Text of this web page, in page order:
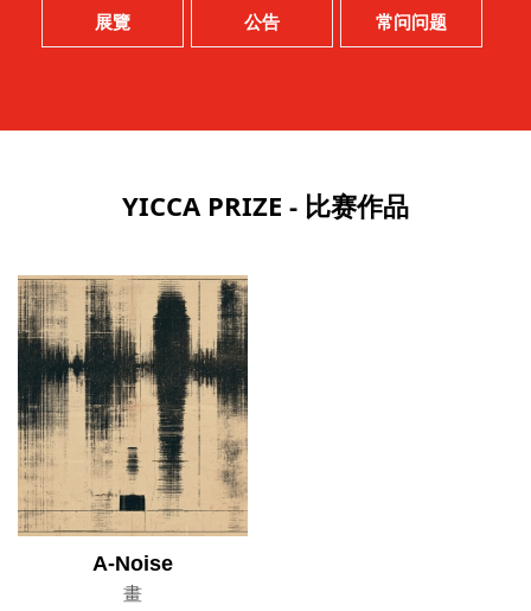
展覽 公告 常问问题
YICCA PRIZE - 比赛作品
A-Noise
畫